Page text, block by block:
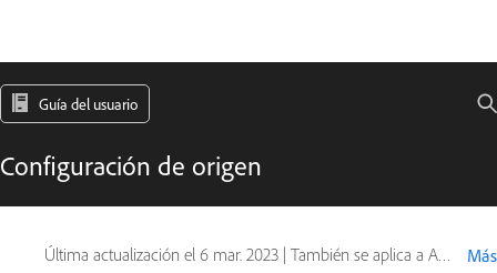
Guía del usuario
Configuración de origen
Última actualización el 6 mar. 2023 | También se aplica a Adobe Premiere Más